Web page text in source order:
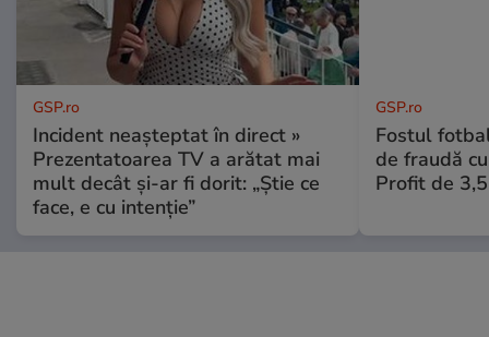
GSP.ro
Incident neașteptat în direct »
Prezentatoarea TV a arătat mai
mult decât și-ar fi dorit: „Știe ce
face, e cu intenție”
GSP.ro
Fostul
de fraudă
Profit de